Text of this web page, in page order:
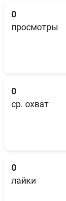
0
просмотры
0
ср. охват
0
лайки